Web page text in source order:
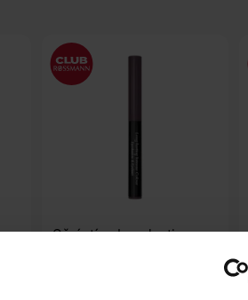
Oční stíny Longlasting